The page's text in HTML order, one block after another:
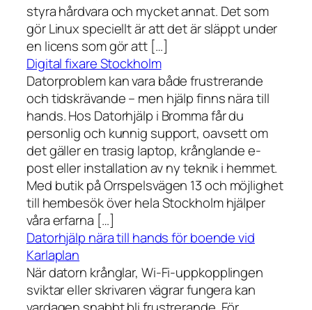
styra hårdvara och mycket annat. Det som
gör Linux speciellt är att det är släppt under
en licens som gör att […]
Digital fixare Stockholm
Datorproblem kan vara både frustrerande
och tidskrävande – men hjälp finns nära till
hands. Hos Datorhjälp i Bromma får du
personlig och kunnig support, oavsett om
det gäller en trasig laptop, krånglande e-
post eller installation av ny teknik i hemmet.
Med butik på Orrspelsvägen 13 och möjlighet
till hembesök över hela Stockholm hjälper
våra erfarna […]
Datorhjälp nära till hands för boende vid
Karlaplan
När datorn krånglar, Wi-Fi-uppkopplingen
sviktar eller skrivaren vägrar fungera kan